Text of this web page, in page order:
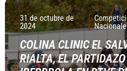
31 de octubre de
2024
COLINA CLINIC EL
RIALTA, EL